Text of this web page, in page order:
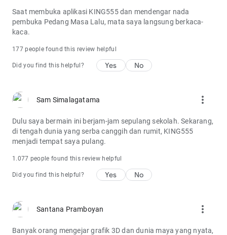
Saat membuka aplikasi KING555 dan mendengar nada
pembuka Pedang Masa Lalu, mata saya langsung berkaca-
kaca.
177 people found this review helpful
Did you find this helpful? Yes No
Sam Simalagatama more_vert
Dulu saya bermain ini berjam-jam sepulang sekolah. Sekarang,
di tengah dunia yang serba canggih dan rumit, KING555
menjadi tempat saya pulang.
1.077 people found this review helpful
Did you find this helpful? Yes No
Santana Pramboyan more_vert
Banyak orang mengejar grafik 3D dan dunia maya yang nyata,